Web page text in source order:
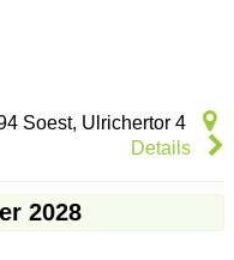
Soest, Ulrichertor 4
Details
2028